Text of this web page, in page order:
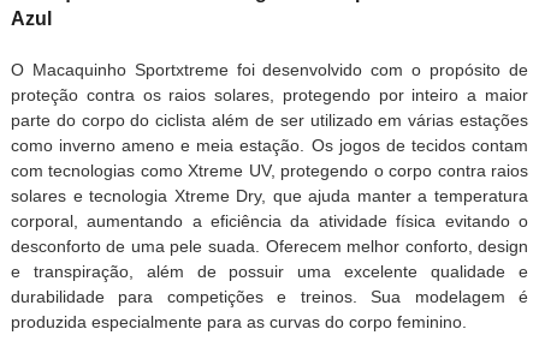
Azul
O Macaquinho Sportxtreme foi desenvolvido com o propósito de
proteção contra os raios solares, protegendo por inteiro a maior
parte do corpo do ciclista além de ser utilizado em várias estações
como inverno ameno e meia estação. Os jogos de tecidos contam
com tecnologias como Xtreme UV, protegendo o corpo contra raios
solares e tecnologia Xtreme Dry, que ajuda manter a temperatura
corporal, aumentando a eficiência da atividade física evitando o
desconforto de uma pele suada. Oferecem melhor conforto, design
e transpiração, além de possuir uma excelente qualidade e
durabilidade para competições e treinos. Sua modelagem é
produzida especialmente para as curvas do corpo feminino.